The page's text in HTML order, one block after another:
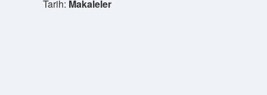
Tarih: Makaleler